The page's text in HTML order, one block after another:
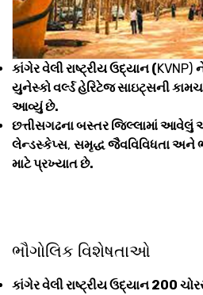
કાંગેર વેલી રાષ્ટ્રીય ઉદ્યાન (KVNP)
યુનેસ્કો વર્લ્ડ હેરિટેજ સાઇટ્સની
આવ્યું છે.
છત્તીસગઢના બસ્તર જિલ્લામાં
લેન્ડસ્કેપ્સ, સમૃદ્ધ જૈવવિવિધતા અને
માટે પ્રખ્યાત છે.
ભૌગોલિક વિશેષતાઓ
કાંગેર વેલી રાષ્ટ્રીય ઉદ્યાન 200